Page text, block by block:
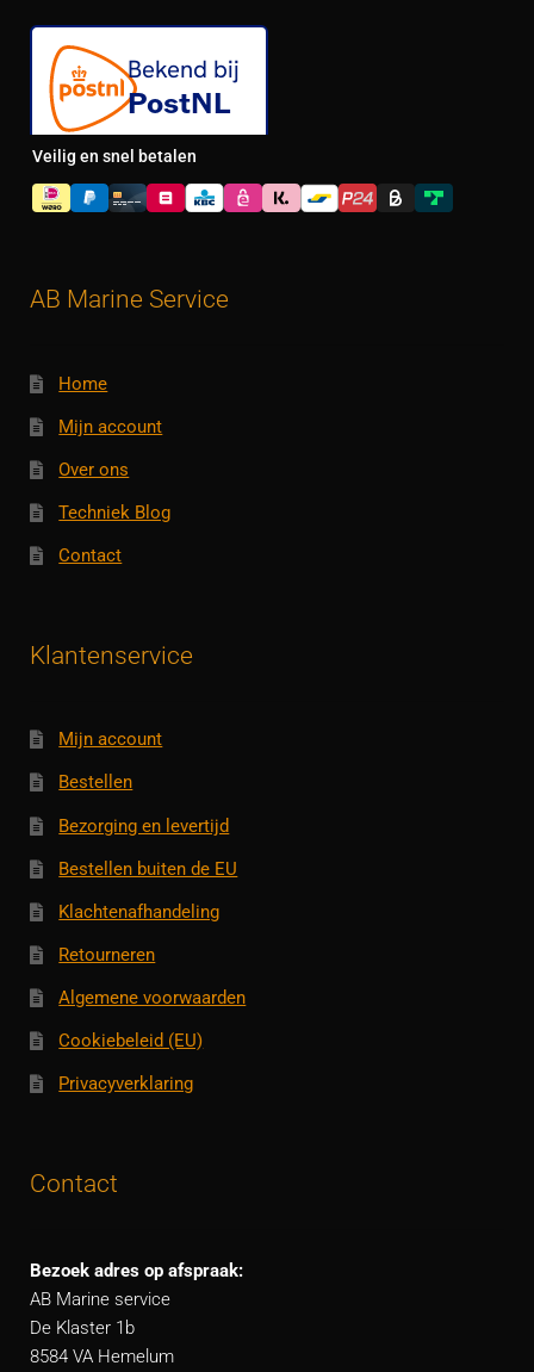
Veilig en snel betalen
AB Marine Service
Home
Mijn account
Over ons
Techniek Blog
Contact
Klantenservice
Mijn account
Bestellen
Bezorging en levertijd
Bestellen buiten de EU
Klachtenafhandeling
Retourneren
Algemene voorwaarden
Cookiebeleid (EU)
Privacyverklaring
Contact
Bezoek adres op afspraak:
AB Marine service
De Klaster 1b
8584 VA Hemelum